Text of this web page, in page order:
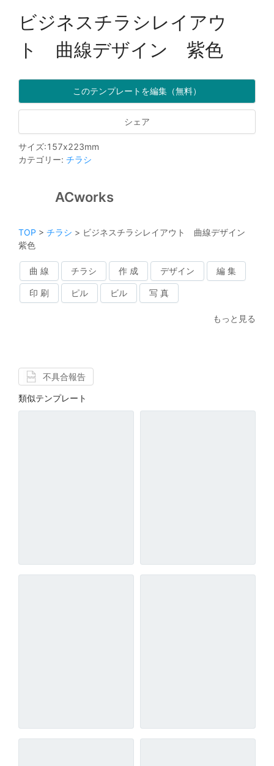
ビジネスチラシレイアウ
ト 曲線デザイン 紫色
このテンプレートを編集（無料）
シェア
サイズ:157x223mm
カテゴリー: チラシ
ACworks
TOP > チラシ > ビジネスチラシレイアウト 曲線デザイン
紫色
曲 線 チラシ 作 成 デザイン 編 集
印 刷 ピル ビル 写 真
もっと見る
不具合報告
類似テンプレート